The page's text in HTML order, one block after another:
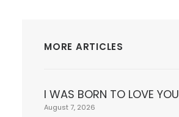
MORE ARTICLES
I WAS BORN TO LOVE YOU
August 7, 2026